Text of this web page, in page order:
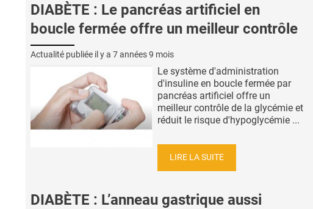
DIABÈTE : Le pancréas artificiel en
boucle fermée offre un meilleur contrôle
Actualité publiée il y a 7 années 9 mois
Le système d'administration
d'insuline en boucle fermée par
pancréas artificiel offre un
meilleur contrôle de la glycémie et
réduit le risque d'hypoglycémie ...
LIRE LA SUITE
DIABÈTE : L’anneau gastrique aussi